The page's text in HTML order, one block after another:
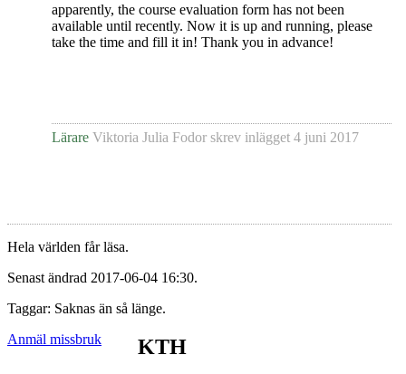
apparently, the course evaluation form has not been
available until recently. Now it is up and running, please
take the time and fill it in! Thank you in advance!
Lärare Viktoria Julia Fodor skrev inlägget 4 juni 2017
Hela världen får läsa.
Senast ändrad 2017-06-04 16:30.
Taggar: Saknas än så länge.
Anmäl missbruk
KTH